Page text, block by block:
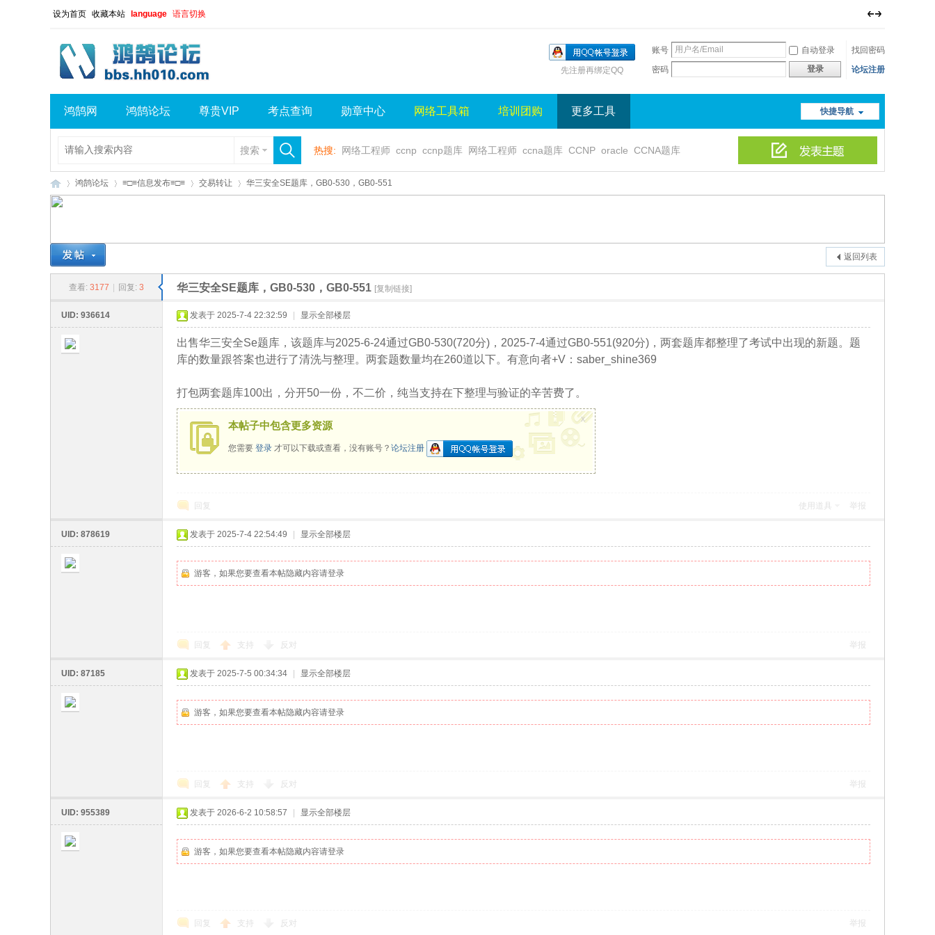
设为首页 收藏本站 language 语言切换
账号 自动登录
找回密码
密码
登录 论坛注册
先注册再绑定QQ
快捷导航
鸿鹄网 鸿鹄论坛 尊贵VIP 考点查询 勋章中心 网络工具箱 培训团购 更多工具
搜索 热搜: 网络工程师 ccnp ccnp题库 网络工程师 ccna题库 CCNP oracle CCNA题库
无线视频 wlan sql
鸿 »
鸿鹄论坛
›
≡□≡信息发布≡□≡
›
交易转让
›
华三安全SE题库，GB0-530，GB0-551
返回列表
查看: 3177 回复: 3 华三安全SE题库，GB0-530，GB0-551 [复制链接]
UID: 936614 发表于 2025-7-4 22:32:59 显示全部楼层
出售华三安全Se题库，该题库与2025-6-24通过GB0-530(720分)，2025-7-4通过GB0-551(920分)，两套题库都整理了考试中出现的新题。题
库的数量跟答案也进行了清洗与整理。两套题数量均在260道以下。有意向者+V：saber_shine369
打包两套题库100出，分开50一份，不二价，纯当支持在下整理与验证的辛苦费了。
本帖子中包含更多资源
您需要 登录 才可以下载或查看，没有账号？ 论坛注册
x
回复 使用道具 举报
UID: 878619 发表于 2025-7-4 22:54:49 显示全部楼层
游客，如果您要查看本帖隐藏内容请登录
回复 支持 反对 举报
UID: 87185 发表于 2025-7-5 00:34:34 显示全部楼层
游客，如果您要查看本帖隐藏内容请登录
回复 支持 反对 举报
UID: 955389 发表于 2026-6-2 10:58:57 显示全部楼层
游客，如果您要查看本帖隐藏内容请登录
回复 支持 反对 举报